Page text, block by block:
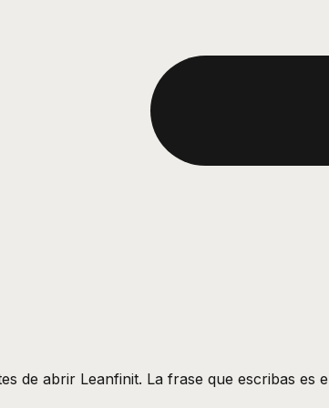
de abrir Leanfinit. La frase que escribas es